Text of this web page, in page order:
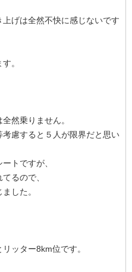
げは全然不快に感じないです
。
然乗りません。
慮すると５人が限界だと思い
トですが、
るので、
した。
ッター8km位です。